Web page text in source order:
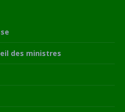
des ministres